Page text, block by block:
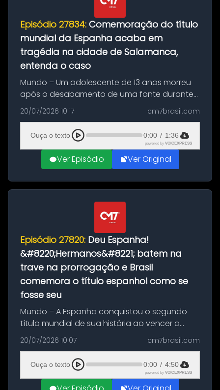
Episódio 27834: Comemoração do título
mundial da Espanha acaba em
tragédia na cidade de Salamanca,
entenda o caso
Mundo – Um adolescente de 13 anos morreu
após o desabamento de uma fonte durante
as comemorações pelo título da Copa do
Mundo conquistado pela Espanha, em
Ciudad Rodrigo, na província de Salamanca,
no...
20/07/2026 10:17 cm7brasil.com
Ouça o texto 0:00 / 1:36
powered by VOICEXPRESS
Ver Episódio Ver Original
Episódio 27820: Deu Espanha!
&#8220;Hermanos&#8221; batem na
trave na prorrogação e Brasil
comemora o título espanhol como se
fosse seu
Mundo – A Espanha conquistou o segundo
título mundial de sua história ao vencer a
Argentina por 1 a 0, neste domingo (19), na
decisão da Copa do Mundo de 2026. Depois
de um duelo sem gols durante o te...
20/07/2026 10:07 cm7brasil.com
Ouça o texto 0:00 / 4:50
powered by VOICEXPRESS